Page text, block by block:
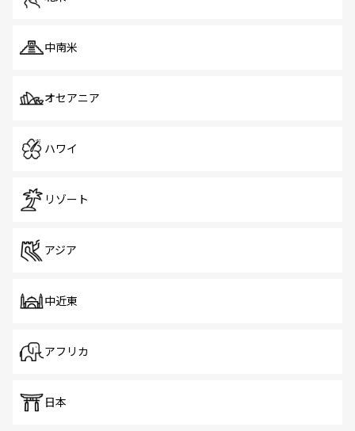
中南米
オセアニア
ハワイ
リゾート
アジア
中近東
アフリカ
日本